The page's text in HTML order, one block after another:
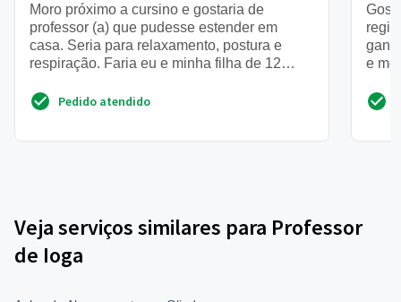
Moro próximo a cursino e gostaria de
professor (a) que pudesse estender em
casa. Seria para relaxamento, postura e
respiração. Faria eu e minha filha de 12
Pedido atendido
e
Veja serviços similares para Professor
de Ioga